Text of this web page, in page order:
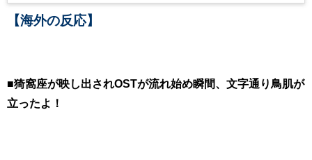
【海外の反応】
■猗窩座が映し出されOSTが流れ始め瞬間、文字通り鳥肌が
立ったよ！